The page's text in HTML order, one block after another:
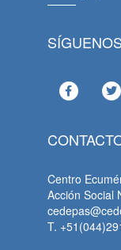
SÍGUENOS
Centro
Acción Social
T.